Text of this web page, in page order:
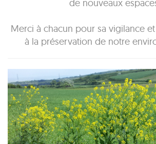
de nouveaux
Merci à chacun pour sa vigilance
à la préservation de notre